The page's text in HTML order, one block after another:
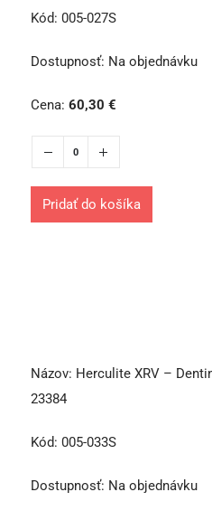
Kód: 005-027S
Dostupnosť: Na objednávku
Cena: 60,30 €
Pridať do košíka
Názov: Herculite XRV –
23384
Kód: 005-033S
Dostupnosť: Na objednávku